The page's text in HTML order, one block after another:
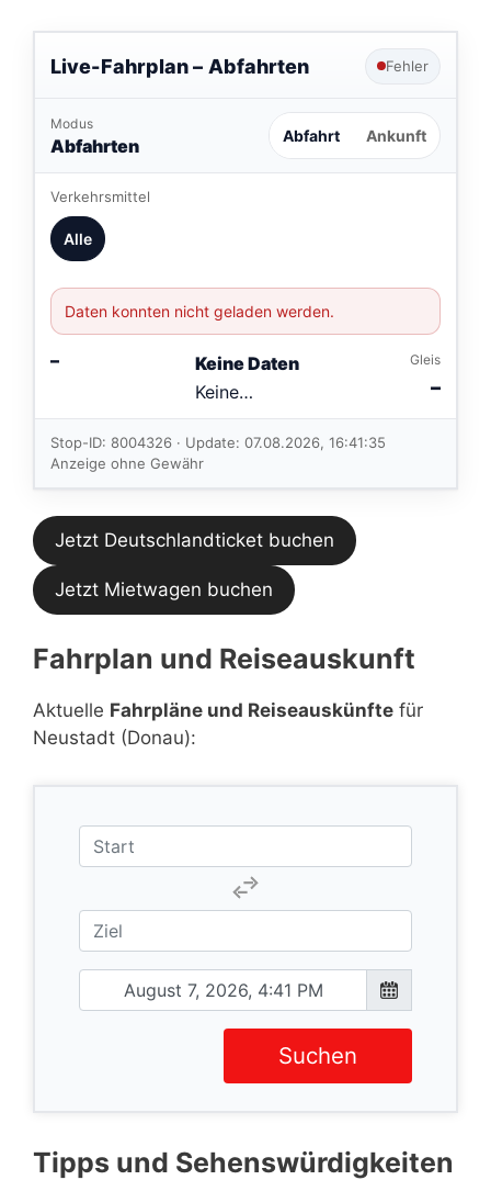
Live-Fahrplan – Abfahrten Fehler
Modus
Abfahrten Abfahrt Ankunft
Verkehrsmittel
Alle
Daten konnten nicht geladen werden.
–
Keine Daten
Keine
Verbindungen
im aktuellen
Feed.
Gleis
–
Stop-ID: 8004326 · Update: 07.08.2026, 16:41:35
Anzeige ohne Gewähr
Jetzt Deutschlandticket buchen
Jetzt Mietwagen buchen
Fahrplan und Reiseauskunft
Aktuelle Fahrpläne und Reiseauskünfte für
Neustadt (Donau):
Suchen
Tipps und Sehenswürdigkeiten